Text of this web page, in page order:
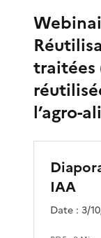
traitées
l’agro-
IAA
Date : 3/